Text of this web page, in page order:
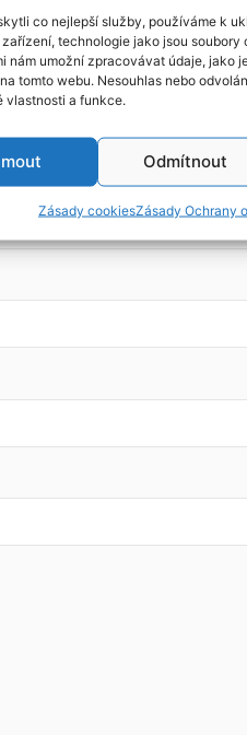
co nejlepší služby, používáme k
technologie jako jsou soubory
nám umožní zpracovávat údaje, jako
tomto webu. Nesouhlas nebo
vlastnosti a funkce.
Odmítnout
Zásady cookiesZásady Ochrany